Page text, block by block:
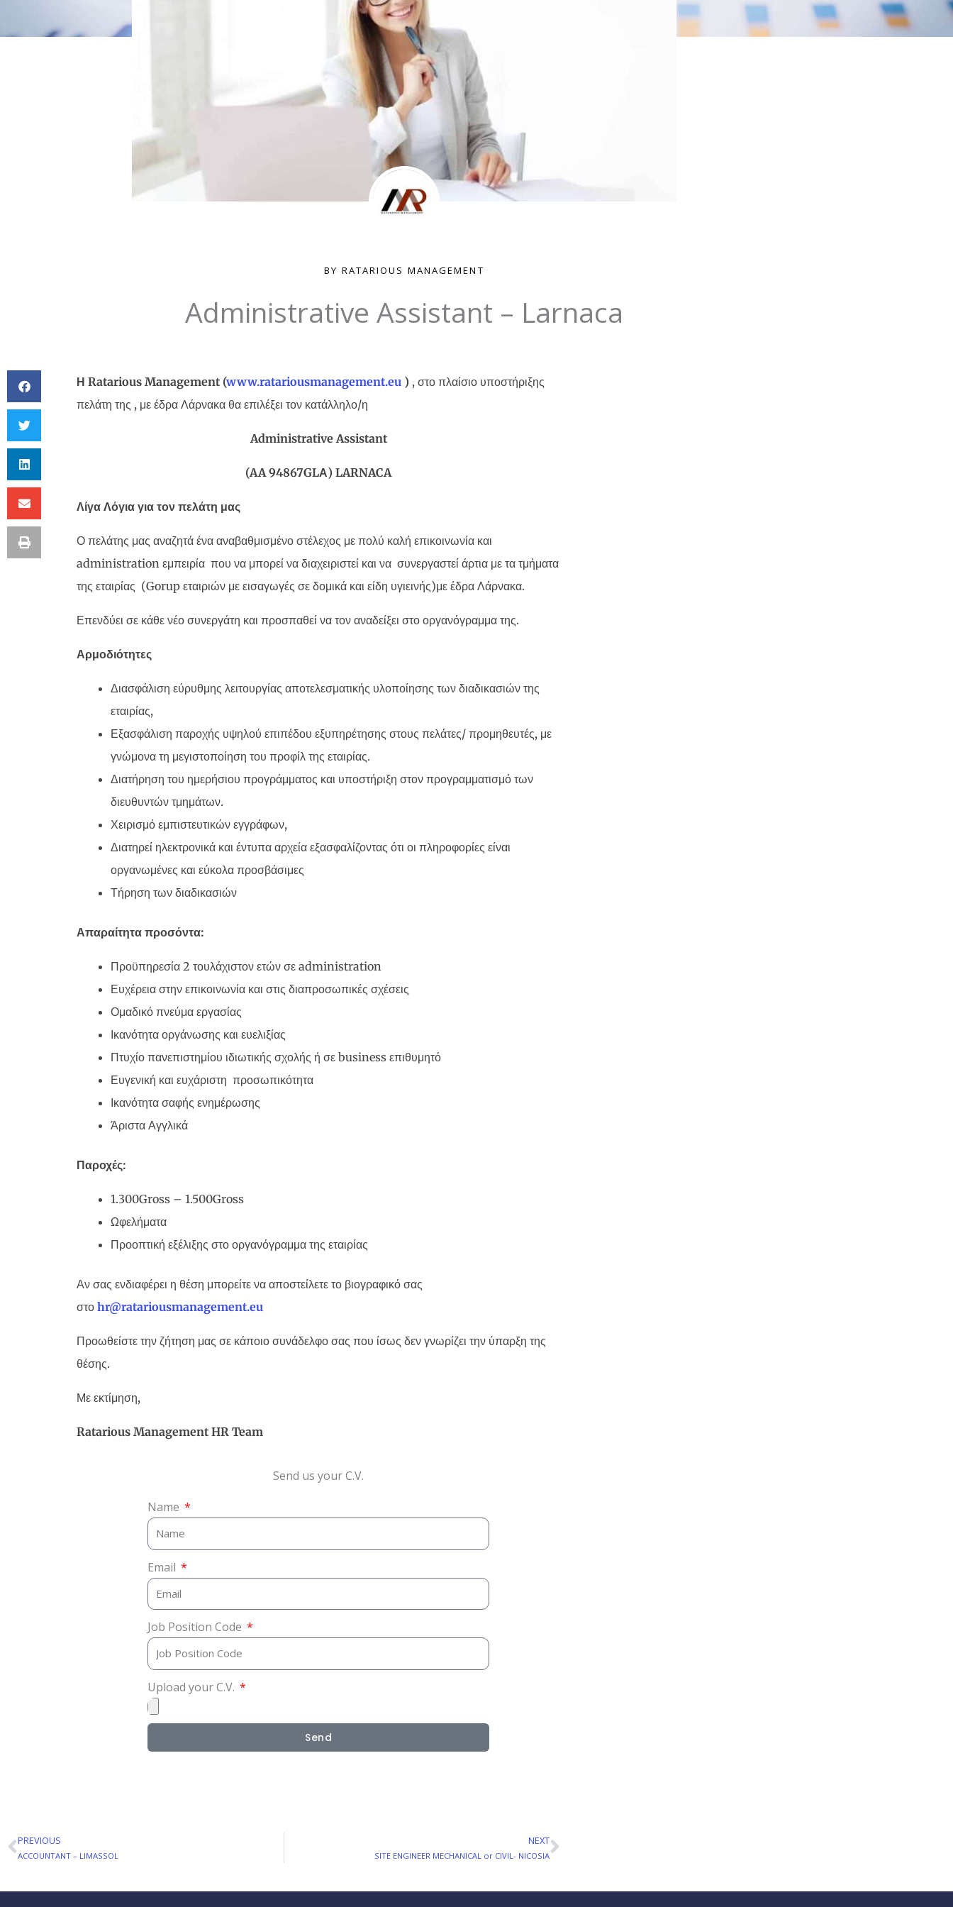
BY RATARIOUS MANAGEMENT
Administrative Assistant – Larnaca
Η Ratarious Management (www.ratariousmanagement.eu ) , στο πλαίσιο υποστήριξης
πελάτη της , με έδρα Λάρνακα θα επιλέξει τον κατάλληλο/η
Administrative Assistant
(AA 94867GLΑ) LARNACA
Λίγα Λόγια για τον πελάτη μας
Ο πελάτης μας αναζητά ένα αναβαθμισμένο στέλεχος με πολύ καλή επικοινωνία και
administration εμπειρία που να μπορεί να διαχειριστεί και να συνεργαστεί άρτια με τα τμήματα
της εταιρίας (Gorup εταιριών με εισαγωγές σε δομικά και είδη υγιεινής)με έδρα Λάρνακα.
Επενδύει σε κάθε νέο συνεργάτη και προσπαθεί να τον αναδείξει στο οργανόγραμμα της.
Αρμοδιότητες
Διασφάλιση εύρυθμης λειτουργίας αποτελεσματικής υλοποίησης των διαδικασιών της
εταιρίας,
Εξασφάλιση παροχής υψηλού επιπέδου εξυπηρέτησης στους πελάτες/ προμηθευτές, με
γνώμονα τη μεγιστοποίηση του προφίλ της εταιρίας.
Διατήρηση του ημερήσιου προγράμματος και υποστήριξη στον προγραμματισμό των
διευθυντών τμημάτων.
Χειρισμό εμπιστευτικών εγγράφων,
Διατηρεί ηλεκτρονικά και έντυπα αρχεία εξασφαλίζοντας ότι οι πληροφορίες είναι
οργανωμένες και εύκολα προσβάσιμες
Τήρηση των διαδικασιών
Απαραίτητα προσόντα:
Προϋπηρεσία 2 τουλάχιστον ετών σε administration
Ευχέρεια στην επικοινωνία και στις διαπροσωπικές σχέσεις
Ομαδικό πνεύμα εργασίας
Ικανότητα οργάνωσης και ευελιξίας
Πτυχίο πανεπιστημίου ιδιωτικής σχολής ή σε business επιθυμητό
Ευγενική και ευχάριστη προσωπικότητα
Ικανότητα σαφής ενημέρωσης
Άριστα Αγγλικά
Παροχές:
1.300Gross – 1.500Gross
Ωφελήματα
Προοπτική εξέλιξης στο οργανόγραμμα της εταιρίας
Αν σας ενδιαφέρει η θέση μπορείτε να αποστείλετε το βιογραφικό σας
στο hr@ratariousmanagement.eu
Προωθείστε την ζήτηση μας σε κάποιο συνάδελφο σας που ίσως δεν γνωρίζει την ύπαρξη της
θέσης.
Με εκτίμηση,
Ratarious Management HR Team
Send us your C.V.
Name
Email
Job Position Code
Upload your C.V.
Send
Prev
PREVIOUS
ACCOUNTANT – LIMASSOL
NEXT
SITE ENGINEER MECHANICAL or CIVIL- NICOSIANext